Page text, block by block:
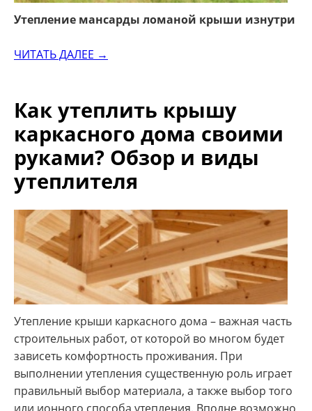
Утепление мансарды ломаной крыши изнутри
ЧИТАТЬ ДАЛЕЕ →
Как утеплить крышу
каркасного дома своими
руками? Обзор и виды
утеплителя
Утепление крыши каркасного дома – важная часть
строительных работ, от которой во многом будет
зависеть комфортность проживания. При
выполнении утепления существенную роль играет
правильный выбор материала, а также выбор того